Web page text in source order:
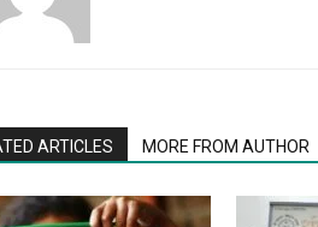
ARTICLES MORE FROM AUTHOR